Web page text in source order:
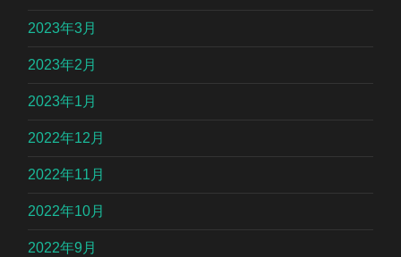
2023年3月
2023年2月
2023年1月
2022年12月
2022年11月
2022年10月
2022年9月